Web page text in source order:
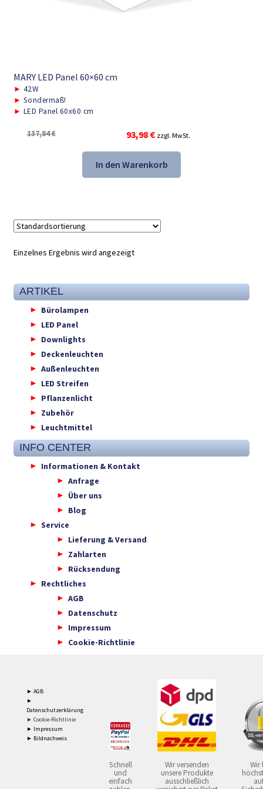
MARY LED Panel 60×60 cm
► 42W
► Sondermaß!
► LED Panel 60x60 cm
137,84€
Ursprünglicher
Preis
war:
137,84 €
93,98 €Aktueller
Preis
ist:
93,98 €.
zzgl. MwSt.
In den Warenkorb
Einzelnes Ergebnis wird angezeigt
ARTIKEL
Bürolampen
LED Panel
Downlights
Deckenleuchten
Außenleuchten
LED Streifen
Pflanzenlicht
Zubehör
Leuchtmittel
INFO CENTER
Informationen & Kontakt
Anfrage
Über uns
Blog
Service
Lieferung & Versand
Zahlarten
Rücksendung
Rechtliches
AGB
Datenschutz
Impressum
Cookie-Richtlinie
► AGB
►
Datenschutzerklärung
► Cookie-Richtlinie
► Impressum
► Bildnachweis
Schnell
und
einfach
Wir versenden
unsere Produkte
ausschließlich
Wir